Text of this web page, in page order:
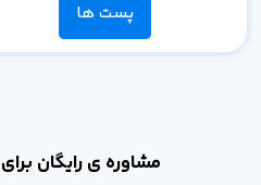
پست ها
مشاوره ی رایگان